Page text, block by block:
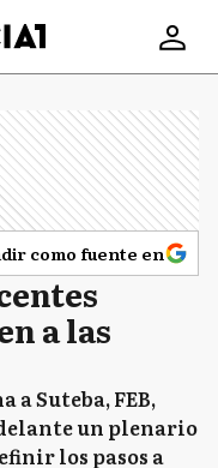
como fuente en
a las
Suteba, FEB,
un plenario
los pasos a